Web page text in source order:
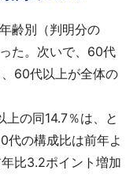
齢別（判明分の
た。次いで、60代
60代以上が全体の
の同14.7％は、と
代の構成比は前年よ
比3.2ポイント増加